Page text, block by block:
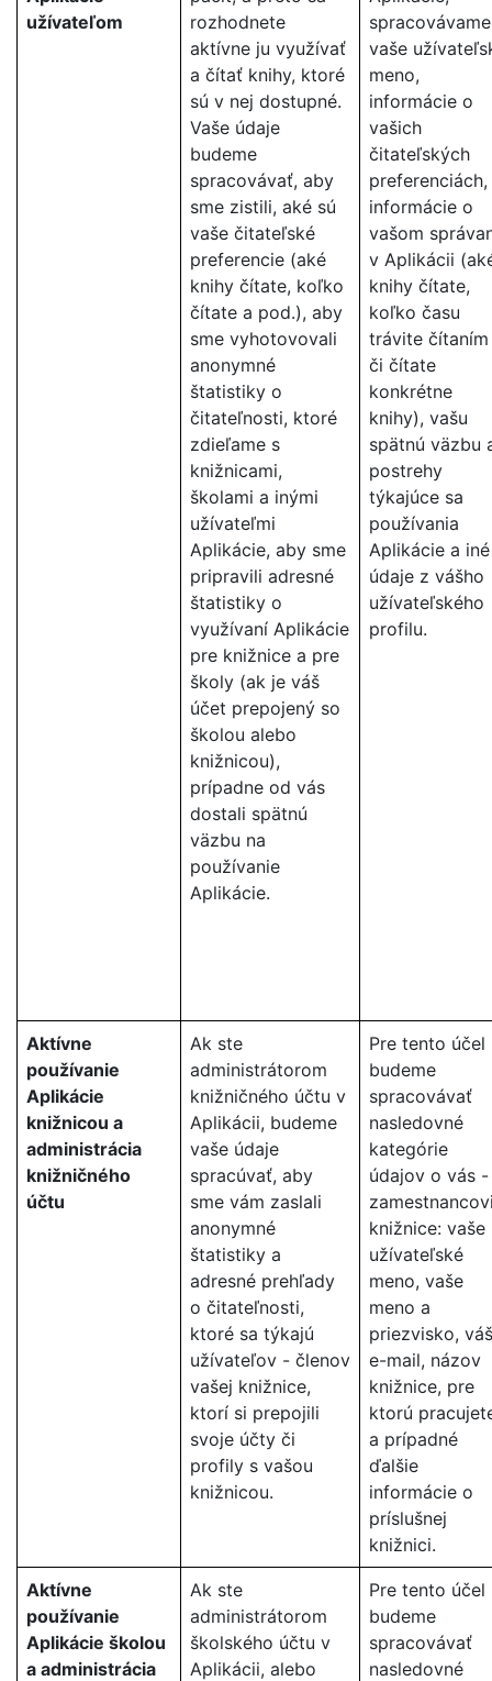
užívateľom
rozhodnete
aktívne ju využívať
a čítať knihy, ktoré
sú v nej dostupné.
Vaše údaje
budeme
spracovávať, aby
sme zistili, aké sú
vaše čitateľské
preferencie (aké
knihy čítate, koľko
čítate a pod.), aby
sme vyhotovovali
anonymné
štatistiky o
čitateľnosti, ktoré
zdieľame s
knižnicami,
školami a inými
užívateľmi
Aplikácie, aby sme
pripravili adresné
štatistiky o
využívaní Aplikácie
pre knižnice a pre
školy (ak je váš
účet prepojený so
školou alebo
knižnicou),
prípadne od vás
dostali spätnú
väzbu na
používanie
Aplikácie.
spracovávame
vaše
meno,
informácie o
vašich
čitateľských
preferenciách,
informácie o
vašom
v Aplikácii
knihy čítate,
koľko času
trávite čítaním
či čítate
konkrétne
knihy), vašu
spätnú väzbu
postrehy
týkajúce sa
používania
Aplikácie a iné
údaje z vášho
užívateľského
profilu.
Aktívne
používanie
Aplikácie
knižnicou a
administrácia
knižničného
účtu
Ak ste
administrátorom
knižničného účtu v
Aplikácii, budeme
vaše údaje
spracúvať, aby
sme vám zaslali
anonymné
štatistiky a
adresné prehľady
o čitateľnosti,
ktoré sa týkajú
užívateľov - členov
vašej knižnice,
ktorí si prepojili
svoje účty či
profily s vašou
knižnicou.
Pre tento účel
budeme
spracovávať
nasledovné
kategórie
údajov o vás -
knižnice: vaše
užívateľské
meno, vaše
meno a
priezvisko, váš
e-mail, názov
knižnice, pre
ktorú
a prípadné
ďalšie
informácie o
príslušnej
knižnici.
Aktívne
používanie
Aplikácie školou
a administrácia
Ak ste
administrátorom
školského účtu v
Aplikácii, alebo
Pre tento účel
budeme
spracovávať
nasledovné